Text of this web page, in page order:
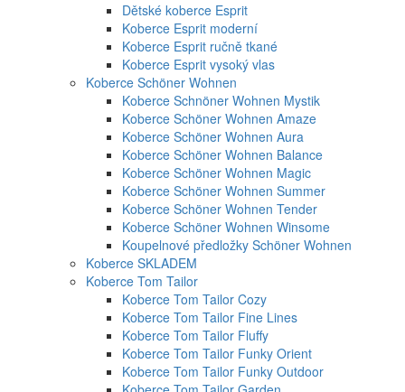
Dětské koberce Esprit
Koberce Esprit moderní
Koberce Esprit ručně tkané
Koberce Esprit vysoký vlas
Koberce Schöner Wohnen
Koberce Schnöner Wohnen Mystik
Koberce Schöner Wohnen Amaze
Koberce Schöner Wohnen Aura
Koberce Schöner Wohnen Balance
Koberce Schöner Wohnen Magic
Koberce Schöner Wohnen Summer
Koberce Schöner Wohnen Tender
Koberce Schöner Wohnen Winsome
Koupelnové předložky Schöner Wohnen
Koberce SKLADEM
Koberce Tom Tailor
Koberce Tom Tailor Cozy
Koberce Tom Tailor Fine Lines
Koberce Tom Tailor Fluffy
Koberce Tom Tailor Funky Orient
Koberce Tom Tailor Funky Outdoor